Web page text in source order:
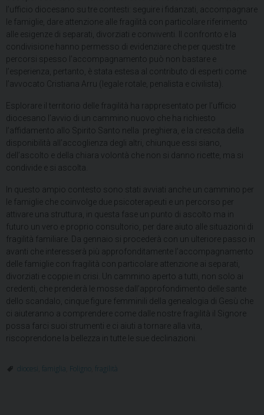
l’ufficio diocesano su tre contesti: seguire i fidanzati, accompagnare
le famiglie, dare attenzione alle fragilità con particolare riferimento
alle esigenze di separati, divorziati e conviventi. Il confronto e la
condivisione hanno permesso di evidenziare che per questi tre
percorsi spesso l’accompagnamento può non bastare e
l’esperienza, pertanto, è stata estesa al contributo di esperti come
l’avvocato Cristiana Arru (legale rotale, penalista e civilista).
Esplorare il territorio delle fragilità ha rappresentato per l’ufficio
diocesano l’avvio di un cammino nuovo che ha richiesto
l’affidamento allo Spirito Santo nella preghiera, e la crescita della
disponibilità all’accoglienza degli altri, chiunque essi siano,
dell’ascolto e della chiara volontà che non si danno ricette, ma si
condivide e si ascolta.
In questo ampio contesto sono stati avviati anche un cammino per
le famiglie che coinvolge due psicoterapeuti e un percorso per
attivare una struttura, in questa fase un punto di ascolto ma in
futuro un vero e proprio consultorio, per dare aiuto alle situazioni di
fragilità familiare. Da gennaio si procederà con un ulteriore passo in
avanti che interesserà più approfonditamente l’accompagnamento
delle famiglie con fragilità con particolare attenzione ai separati,
divorziati e coppie in crisi. Un cammino aperto a tutti, non solo ai
credenti, che prenderà le mosse dall’approfondimento delle sante
dello scandalo, cinque figure femminili della genealogia di Gesù che
ci aiuteranno a comprendere come dalle nostre fragilità il Signore
possa farci suoi strumenti e ci aiuti a tornare alla vita,
riscoprendone la bellezza in tutte le sue declinazioni.
diocesi famiglia Foligno fragilità